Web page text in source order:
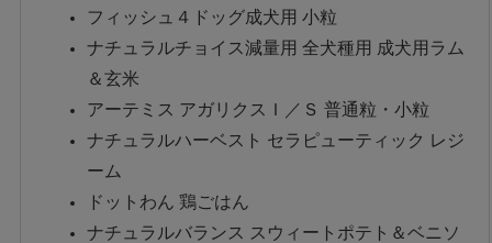
フィッシュ４ドッグ成犬用 小粒
ナチュラルチョイス減量用 全犬種用 成犬用ラム
＆玄米
アーテミス アガリクスＩ／Ｓ 普通粒・小粒
ナチュラルハーベスト セラピューティック レジ
ーム
ドットわん 鶏ごはん
ナチュラルバランス スウィートポテト＆ベニソ